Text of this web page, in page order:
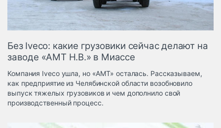
опасные грузы
Безопасность и
страхование
Таможня и ВЭД
грузовые
терминалы
Коммерческий
транспорт
Без Iveco: какие грузовики сейчас делают на
заводе «AMT Н.В.» в Миассе
Компания Iveco ушла, но «АМТ» осталась. Рассказываем,
как предприятие из Челябинской области возобновило
выпуск тяжелых грузовиков и чем дополнило свой
производственный процесс.